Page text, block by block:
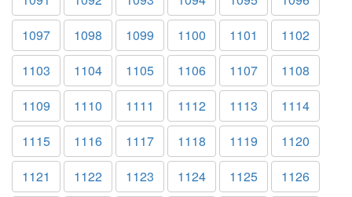
1097
1098 1099 1100 1101
1102
1103
1104 1105 1106 1107
1108
1109
1110 1111 1112 1113
1114
1115
1116 1117 1118 1119
1120
1121
1122 1123 1124 1125
1126